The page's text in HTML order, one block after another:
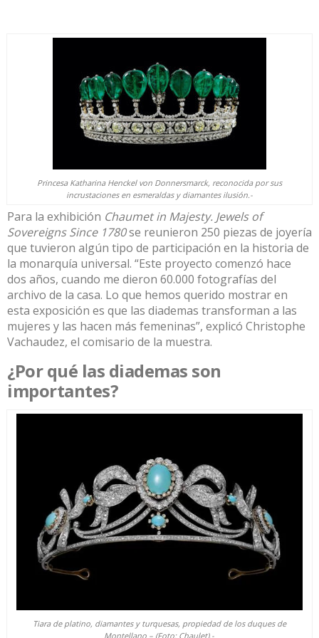
Princesa Katharina Henckel von Donnersmarck, reconocida por sus
incrustaciones en esmeraldas y diamantes ilusión.-
Para la exhibición Chaumet in Majesty. Jewels of
Sovereigns Since 1780se reunieron 250 piezas de joyería
que tuvieron algún tipo de participación en la historia de
la monarquía universal. “Este proyecto comenzó hace
dos años, cuando me dieron 60.000 fotografías del
archivo de la casa. Lo que hemos querido mostrar en
esta exposición es que las diademas transforman a las
mujeres y las hacen más femeninas”, explicó Christophe
Vachaudez, el comisario de la muestra.
¿Por qué las diademas son
importantes?
Tiara de platino, diamantes y turquesas, propiedad de los duques de
Montellano – (Foto: Chaulet).-